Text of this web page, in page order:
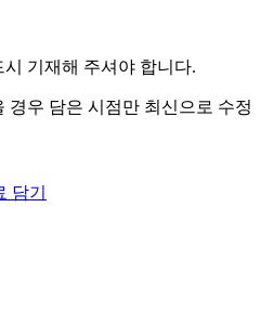
기재해 주셔야 합니다.
경우 담은 시점만 최신으로 수정
담기